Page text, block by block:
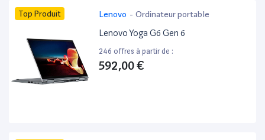
Top Produit Lenovo - Ordinateur portable
Lenovo Yoga G6 Gen 6
246 offres à partir de :
592,00 €